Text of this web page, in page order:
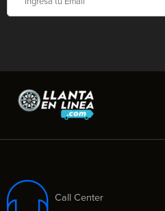
Call Center